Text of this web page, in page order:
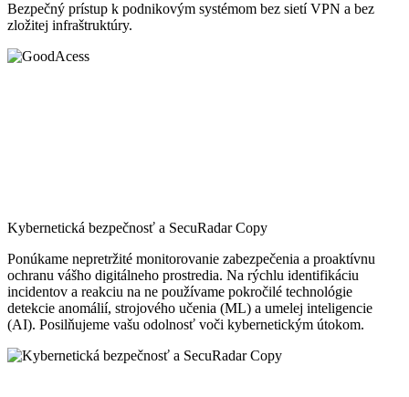
Bezpečný prístup k podnikovým systémom bez sietí VPN a bez
zložitej infraštruktúry.
Kybernetická bezpečnosť a SecuRadar Copy
Ponúkame nepretržité monitorovanie zabezpečenia a proaktívnu
ochranu vášho digitálneho prostredia. Na rýchlu identifikáciu
incidentov a reakciu na ne používame pokročilé technológie
detekcie anomálií, strojového učenia (ML) a umelej inteligencie
(AI). Posilňujeme vašu odolnosť voči kybernetickým útokom.